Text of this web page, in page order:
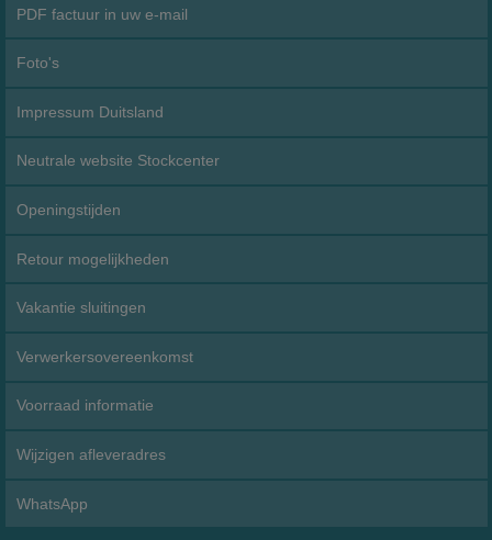
PDF factuur in uw e-mail
Foto's
Impressum Duitsland
Neutrale website Stockcenter
Openingstijden
Retour mogelijkheden
Vakantie sluitingen
Verwerkersovereenkomst
Voorraad informatie
Wijzigen afleveradres
WhatsApp